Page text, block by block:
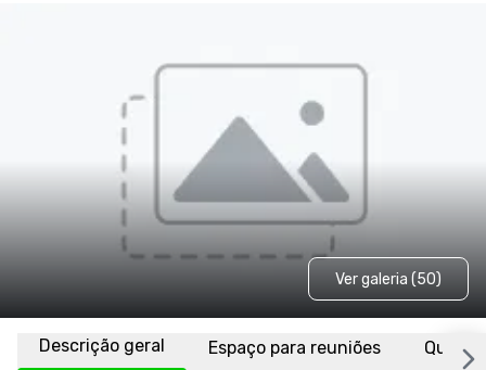
Ver galeria (50)
Descrição geral Espaço para reuniões